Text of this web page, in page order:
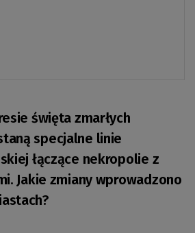
święta zmarłych
specjalne linie
łączące nekropolie z
Jakie zmiany wprowadzono